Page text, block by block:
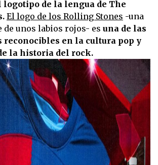
logotipo de la lengua de The
El logo de los Rolling Stones -una
de unos labios rojos- es una de las
reconocibles en la cultura pop y
la historia del rock.